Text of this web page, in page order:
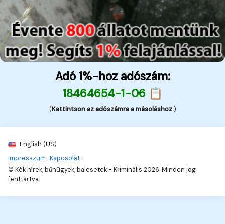
Adó 1%-hoz adószám:
18464654-1-06 📋
(Kattintson az adószámra a másoláshoz.)
English (US)
Impresszum ·Kapcsolat ·
© Kék hírek, bűnügyek, balesetek - Kriminális 2026. Minden jog
fenttartva